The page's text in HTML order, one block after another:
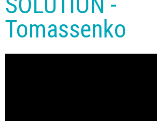
Tomassenko